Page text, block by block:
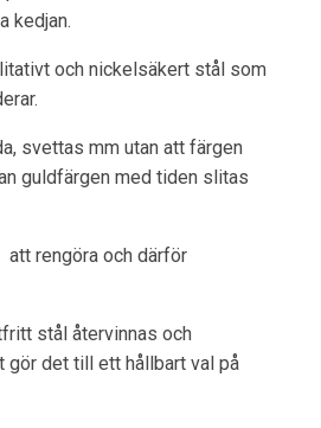
kedjan.
och nickelsäkert stål som
svettas mm utan att färgen
guldfärgen med tiden slitas
rengöra och därför
stål återvinnas och
gör det till ett hållbart val på